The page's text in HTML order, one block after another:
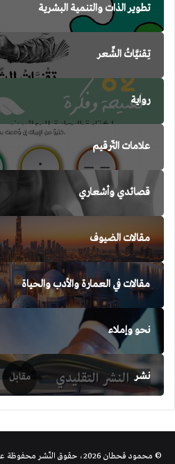
تطوير الذات والتنمية البشرية
تِقنيَّاتُ الشِّعر
رواية
علامات التّرقيم
قصائدي وأشعاري
مقالات الضيوف
مقالات في العمارة والأدب والحياة
نحو وإملاء
نشر
© محمود قحطان 2026، حقوق النّشر محفوظة على المؤلّف |